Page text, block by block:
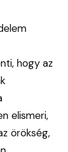
hogy az
elismeri,
örökség,